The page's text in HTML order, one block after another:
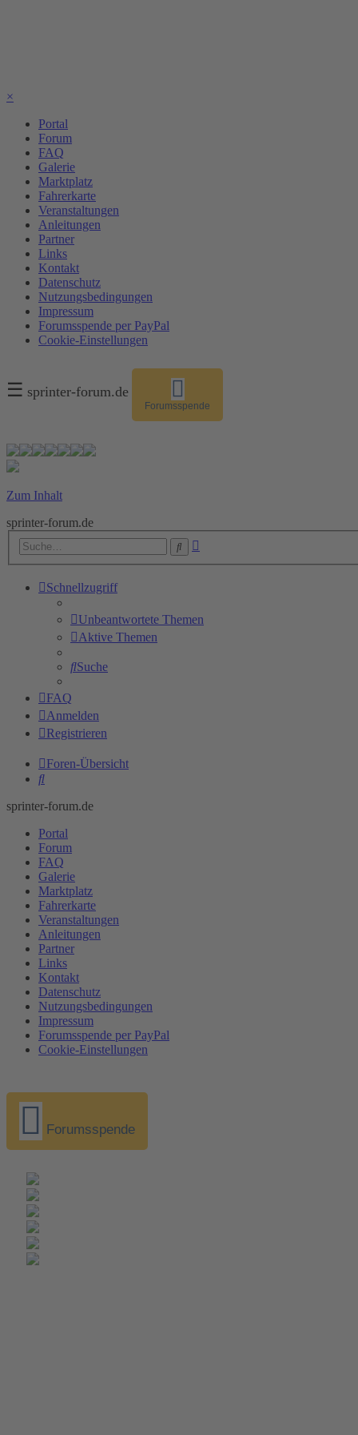
×
Portal
Forum
FAQ
Galerie
Marktplatz
Fahrerkarte
Veranstaltungen
Anleitungen
Partner
Links
Kontakt
Datenschutz
Nutzungsbedingungen
Impressum
Forumsspende per PayPal
Cookie-Einstellungen
☰ sprinter-forum.de
Forumsspende
Zum Inhalt
sprinter-forum.de
Suche
Schnellzugriff
Unbeantwortete Themen
Aktive Themen
Suche
FAQ
Anmelden
Registrieren
Foren-Übersicht
Suche
sprinter-forum.de
Portal
Forum
FAQ
Galerie
Marktplatz
Fahrerkarte
Veranstaltungen
Anleitungen
Partner
Links
Kontakt
Datenschutz
Nutzungsbedingungen
Impressum
Forumsspende per PayPal
Cookie-Einstellungen
Forumsspende